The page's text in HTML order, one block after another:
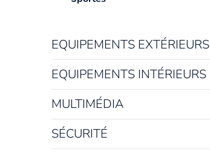
EQUIPEMENTS EXTÉRIEURS
EQUIPEMENTS INTÉRIEURS
MULTIMÉDIA
SÉCURITÉ